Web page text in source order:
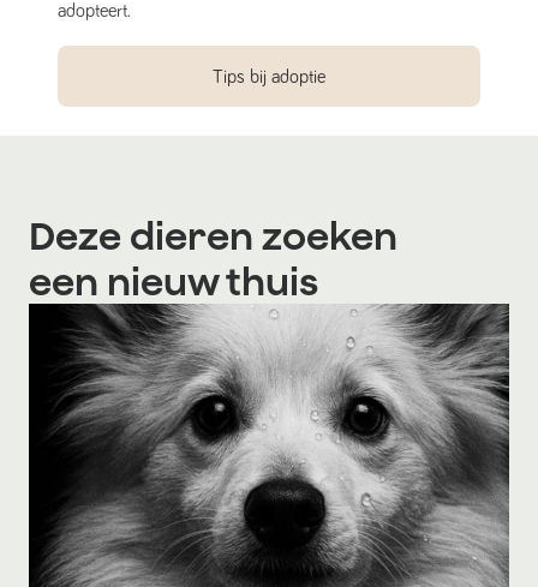
adopteert.
Tips bij adoptie
Deze dieren zoeken
een nieuw thuis